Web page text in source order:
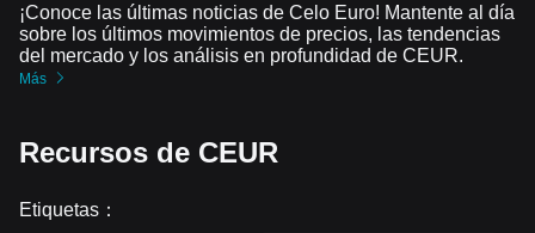
¡Conoce las últimas noticias de Celo Euro! Mantente al día
sobre los últimos movimientos de precios, las tendencias
del mercado y los análisis en profundidad de CEUR.
Más
Recursos de CEUR
Etiquetas ：